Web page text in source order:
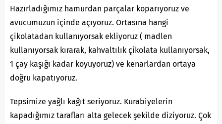
Hazırladığımız hamurdan parçalar koparıyoruz ve
avucumuzun içinde açıyoruz. Ortasına hangi
çikolatadan kullanıyorsak ekliyoruz ( madlen
kullanıyorsak kırarak, kahvaltılık çikolata kullanıyorsak,
1 çay kaşığı kadar koyuyoruz) ve kenarlardan ortaya
doğru kapatıyoruz.
Tepsimize yağlı kağıt seriyoruz. Kurabiyelerin
kapadığımız tarafları alta gelecek şekilde diziyoruz. Çok